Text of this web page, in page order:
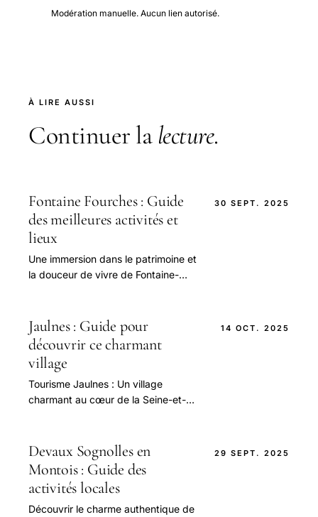
Modération manuelle. Aucun lien autorisé.
À LIRE AUSSI
Continuer la lecture.
Fontaine Fourches : Guide
des meilleures activités et
lieux
Une immersion dans le patrimoine et
la douceur de vivre de Fontaine-
Bourgogne.
30 SEPT. 2025
Jaulnes : Guide pour
découvrir ce charmant
village
Tourisme Jaulnes : Un village
charmant au cœur de la Seine-et-
une destination.
14 OCT. 2025
Devaux Sognolles en
Montois : Guide des
activités locales
Découvrir le charme authentique de
29 SEPT. 2025